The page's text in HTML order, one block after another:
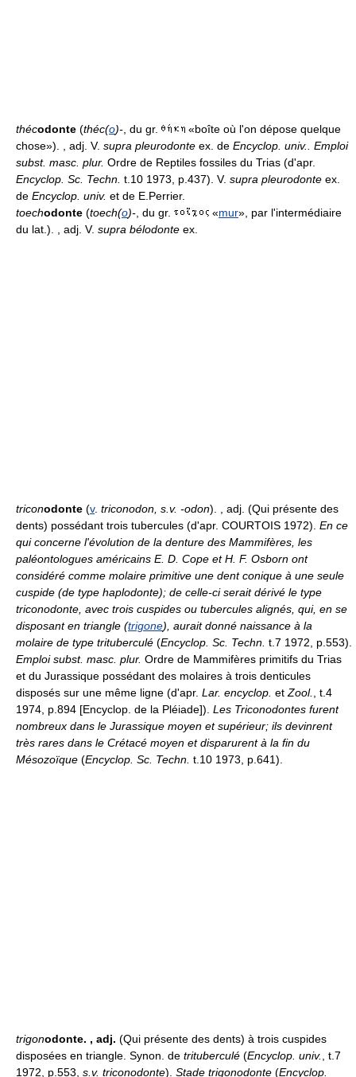
thécodonte (théc(o)-, du gr.
«boîte où l'on dépose quelque
chose»). , adj. V. supra pleurodonte ex. de Encyclop. univ.. Emploi
subst. masc. plur. Ordre de Reptiles fossiles du Trias (d'apr.
Encyclop. Sc. Techn. t.10 1973, p.437). V. supra pleurodonte ex.
de Encyclop. univ. et de E.Perrier.
toechodonte (toech(o)-, du gr. «mur», par l'intermédiaire
du lat.). , adj. V. supra bélodonte ex.
triconodonte (v. triconodon, s.v. -odon). , adj. (Qui présente des
dents) possédant trois tubercules (d'apr. COURTOIS 1972). En ce
qui concerne l'évolution de la denture des Mammifères, les
paléontologues américains E. D. Cope et H. F. Osborn ont
considéré comme molaire primitive une dent conique à une seule
cuspide (de type haplodonte); de celle-ci serait dérivé le type
triconodonte, avec trois cuspides ou tubercules alignés, qui, en se
disposant en triangle (trigone), aurait donné naissance à la
molaire de type trituberculé (Encyclop. Sc. Techn. t.7 1972, p.553).
Emploi subst. masc. plur. Ordre de Mammifères primitifs du Trias
et du Jurassique possédant des molaires à trois denticules
disposés sur une même ligne (d'apr. Lar. encyclop. etZool., t.4
1974, p.894 [Encyclop. de la Pléiade]). Les Triconodontes furent
nombreux dans le Jurassique moyen et supérieur; ils devinrent
très rares dans le Crétacé moyen et disparurent à la fin du
Mésozoïque (Encyclop. Sc. Techn. t.10 1973, p.641).
trigonodonte. , adj. (Qui présente des dents) à trois cuspides
disposées en triangle. Synon. de trituberculé (Encyclop. univ., t.7
1972, p.553, s.v. triconodonte). Stade trigonodonte (Encyclop.